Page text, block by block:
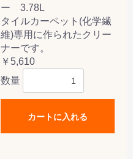
ー 3.78L
タイルカーペット(化学繊
維)専用に作られたクリー
ナーです。
￥5,610
数量
カートに入れる